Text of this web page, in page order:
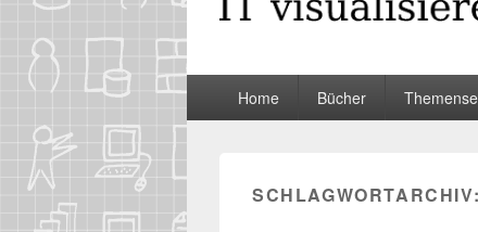
Die
PrimäresHome Bücher
SCHLAGWORTARCHIV: